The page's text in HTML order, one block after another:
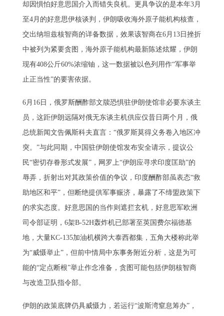
却因惧怕好意思国介入而错失良机。更具争议的是本年3月
至4月的好意思伊核谈判，伊朗吸收海外原子能机构核查，
交出纳坦兹核智商的详备数据，效果该智商在6月13日挫折
中被列为紧要贪图，海外原子能机构最新陈述炫耀，伊朗
现有408公斤60%浓缩铀，这一数据被以色列用作“军事举
止正当性”的要害依据。
6月16日，俄罗斯酬酢部文牍恐惧驻伊朗使馆非必要东谈主
员，这距伊朗远隔对俄无东谈主机供应仅昔日两个月，俄
总统新闻文告佩斯科夫直言：“俄罗斯莫得义务卷入地区冲
突。”与此同期，中国驻伊朗使馆发布安全请示，提议公
民“密切存眷形式发展”，网罗上“伊朗应寻求印度匡助”的
辱弄，折射出对其政策价值的争议，印度酬酢部虽表态“救
助地区和平”，但断绝提供军事赈济，暴露了不缔盟政策下
的求实态度。好意思国的当作则遮拦玄机，好意思军欧洲
司令部证明，6架B-52H轰炸机已部署至英国费尔福德基
地，大量KC-135加油机横跨大泰西都集，五角大楼称此举
为“威慑举止”，但前中情局中东事务附近分析，这是为可
能的“定点断根”举止作念准备，贪图可能包括伊朗核智商
与改造卫队指令部。
伊朗的政策底牌仍具威慑力，若运行“波斯湾窒息筹办”，